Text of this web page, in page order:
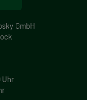
GmbH
Uhr